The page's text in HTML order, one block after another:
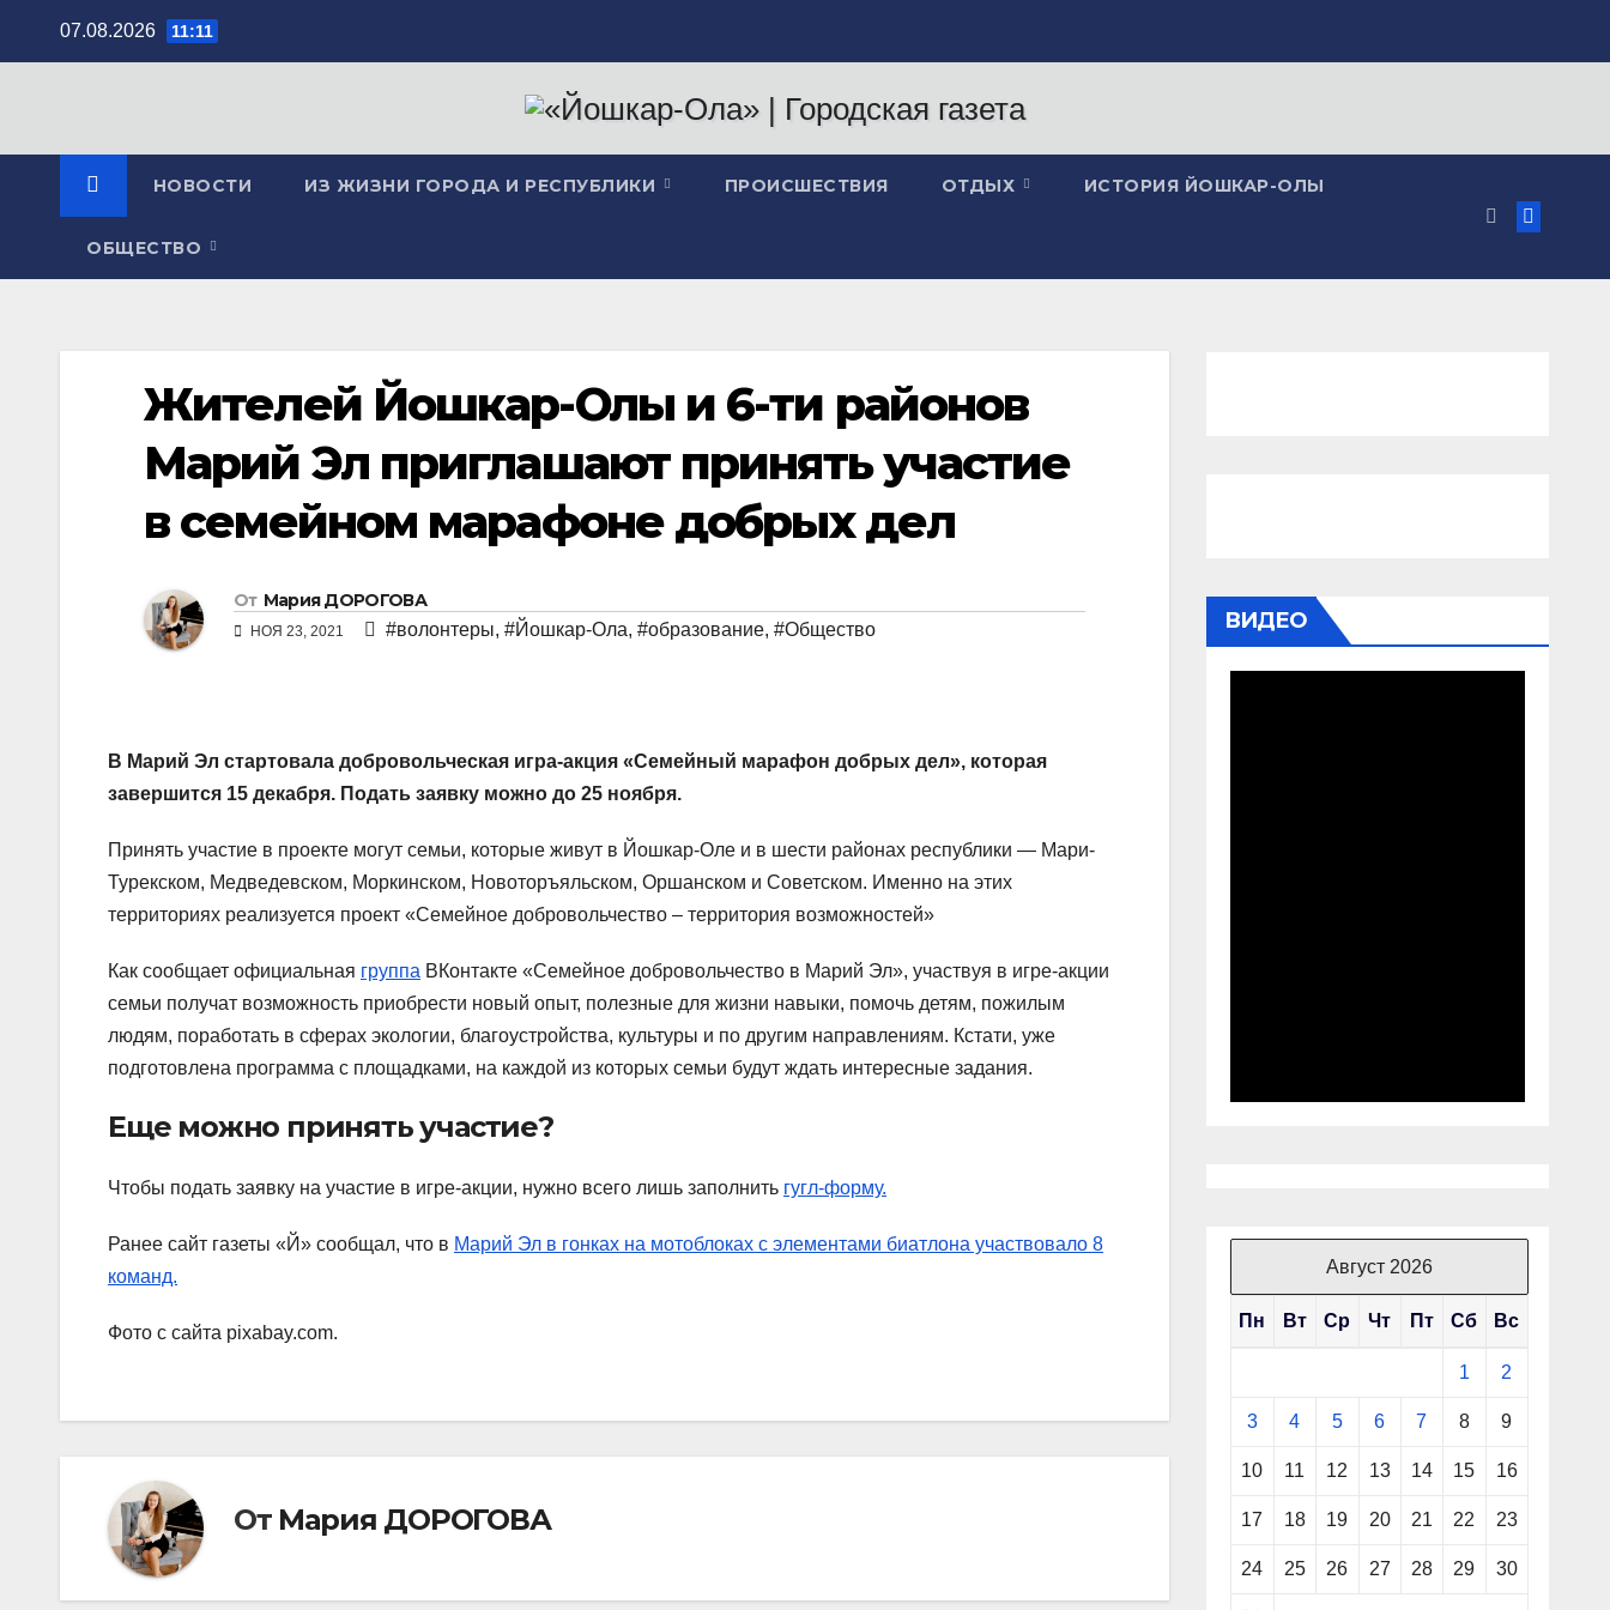
07.08.2026 11:11
НОВОСТИ ИЗ ЖИЗНИ ГОРОДА И РЕСПУБЛИКИ ПРОИСШЕСТВИЯ ОТДЫХ ИСТОРИЯ ЙОШКАР-ОЛЫ
ОБЩЕСТВО
Жителей Йошкар-Олы и 6-ти районов
Марий Эл приглашают принять участие
в семейном марафоне добрых дел
От Мария ДОРОГОВА
НОЯ 23, 2021 #волонтеры, #Йошкар-Ола, #образование, #Общество
В Марий Эл стартовала добровольческая игра-акция «Семейный марафон добрых дел», которая
завершится 15 декабря. Подать заявку можно до 25 ноября.
Принять участие в проекте могут семьи, которые живут в Йошкар-Оле и в шести районах республики — Мари-
Турекском, Медведевском, Моркинском, Новоторъяльском, Оршанском и Советском. Именно на этих
территориях реализуется проект «Семейное добровольчество – территория возможностей»
Как сообщает официальная группа ВКонтакте «Семейное добровольчество в Марий Эл», участвуя в игре-акции
семьи получат возможность приобрести новый опыт, полезные для жизни навыки, помочь детям, пожилым
людям, поработать в сферах экологии, благоустройства, культуры и по другим направлениям. Кстати, уже
подготовлена программа с площадками, на каждой из которых семьи будут ждать интересные задания.
Еще можно принять участие?
Чтобы подать заявку на участие в игре-акции, нужно всего лишь заполнить гугл-форму.
Ранее сайт газеты «Й» сообщал, что в Марий Эл в гонках на мотоблоках с элементами биатлона участвовало 8
команд.
Фото с сайта pixabay.com.
От Мария ДОРОГОВА
ВИДЕО
Август 2026
Пн Вт Ср Чт Пт Сб Вс
1 2
3 4 5 6 7 8 9
10 11 12 13 14 15 16
17 18 19 20 21 22 23
24 25 26 27 28 29 30